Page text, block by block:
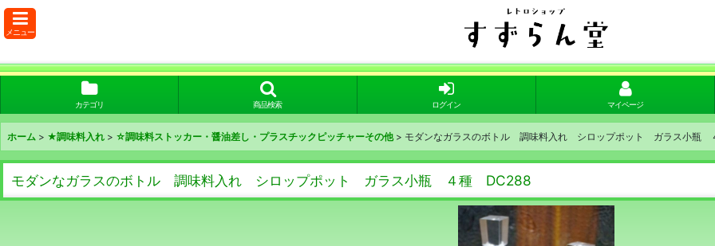
メニュー
カテゴリ 商品検索 ログイン マイページ
ホーム > ★調味料入れ > ☆調味料ストッカー・醤油差し・プラスチックピッチャーその他 > モダンなガラスのボトル 調味料入れ シロップポット ガラス小瓶
モダンなガラスのボトル 調味料入れ シロップポット ガラス小瓶 ４種 DC288